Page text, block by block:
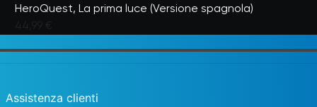
HeroQuest, La prima luce (Versione spagnola)
44,99 €
Assistenza clienti